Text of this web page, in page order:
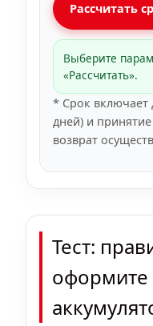
Рассчитать
Выберите
«Рассчитать».
* Срок включает
дней) и
возврат
Тест: